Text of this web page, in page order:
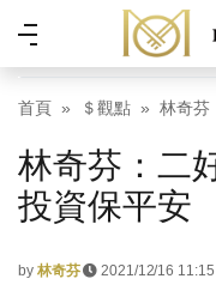
Skip to main content
功
能
表
首頁 ＄觀點 林奇芬
林奇芬：二
投資保平安
by 林奇芬 2021/12/16 11:15